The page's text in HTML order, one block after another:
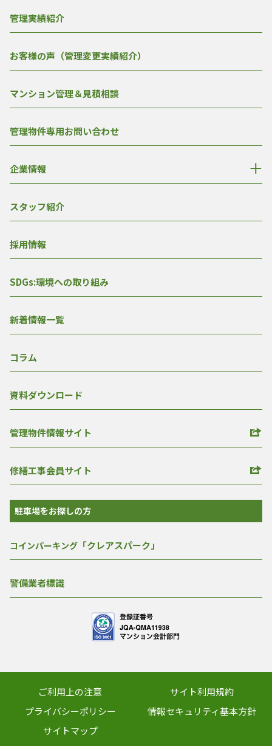
管理実績紹介
お客様の声（管理変更実績紹介）
マンション管理＆見積相談
管理物件専用お問い合わせ
企業情報
スタッフ紹介
採用情報
SDGs:環境への取り組み
新着情報一覧
コラム
資料ダウンロード
管理物件情報サイト
修繕工事会員サイト
駐車場をお探しの方
コインパーキング 「クレアスパーク」
警備業者標識
ご利用上の注意
サイト利用規約
プライバシーポリシー
情報セキュリティ基本方針
サイトマップ